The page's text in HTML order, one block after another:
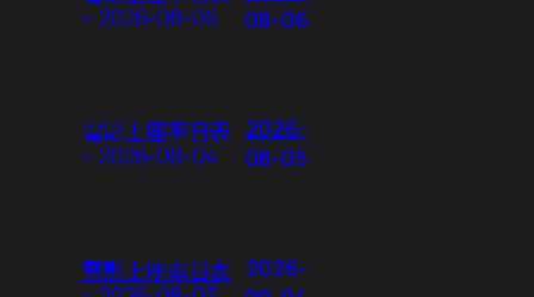
– 2026-08-05
08-06
電影上座率日表
– 2026-08-04
2026-
08-05
電影上座率日表 2026-